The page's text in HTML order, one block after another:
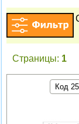
Страницы: 1
Код 25